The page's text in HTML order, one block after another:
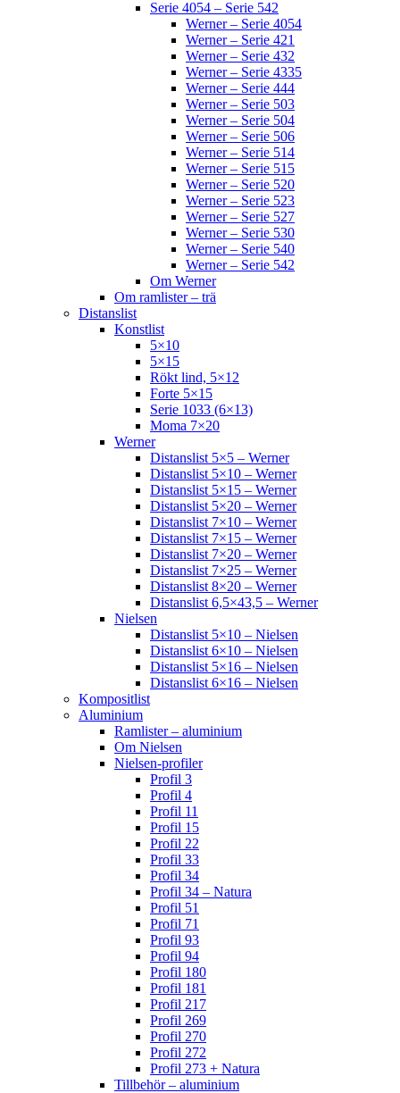
Serie 4054 – Serie 542
Werner – Serie 4054
Werner – Serie 421
Werner – Serie 432
Werner – Serie 4335
Werner – Serie 444
Werner – Serie 503
Werner – Serie 504
Werner – Serie 506
Werner – Serie 514
Werner – Serie 515
Werner – Serie 520
Werner – Serie 523
Werner – Serie 527
Werner – Serie 530
Werner – Serie 540
Werner – Serie 542
Om Werner
Om ramlister – trä
Distanslist
Konstlist
5×10
5×15
Rökt lind, 5×12
Forte 5×15
Serie 1033 (6×13)
Moma 7×20
Werner
Distanslist 5×5 – Werner
Distanslist 5×10 – Werner
Distanslist 5×15 – Werner
Distanslist 5×20 – Werner
Distanslist 7×10 – Werner
Distanslist 7×15 – Werner
Distanslist 7×20 – Werner
Distanslist 7×25 – Werner
Distanslist 8×20 – Werner
Distanslist 6,5×43,5 – Werner
Nielsen
Distanslist 5×10 – Nielsen
Distanslist 6×10 – Nielsen
Distanslist 5×16 – Nielsen
Distanslist 6×16 – Nielsen
Kompositlist
Aluminium
Ramlister – aluminium
Om Nielsen
Nielsen-profiler
Profil 3
Profil 4
Profil 11
Profil 15
Profil 22
Profil 33
Profil 34
Profil 34 – Natura
Profil 51
Profil 71
Profil 93
Profil 94
Profil 180
Profil 181
Profil 217
Profil 269
Profil 270
Profil 272
Profil 273 + Natura
Tillbehör – aluminium